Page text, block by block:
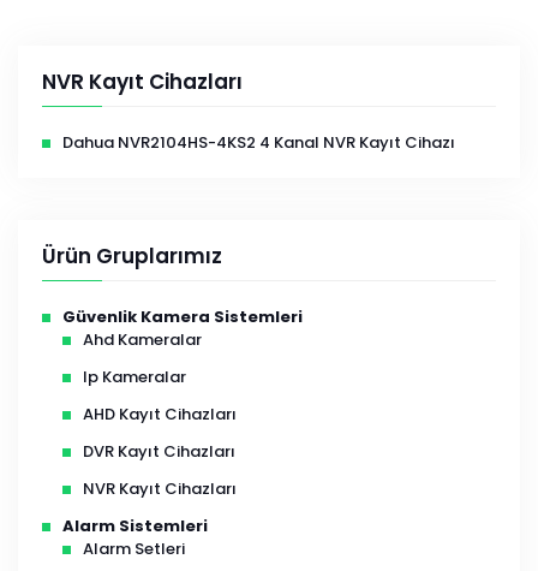
NVR Kayıt Cihazları
Dahua NVR2104HS-4KS2 4 Kanal NVR Kayıt Cihazı
Ürün Gruplarımız
Güvenlik Kamera Sistemleri
Ahd Kameralar
Ip Kameralar
AHD Kayıt Cihazları
DVR Kayıt Cihazları
NVR Kayıt Cihazları
Alarm Sistemleri
Alarm Setleri